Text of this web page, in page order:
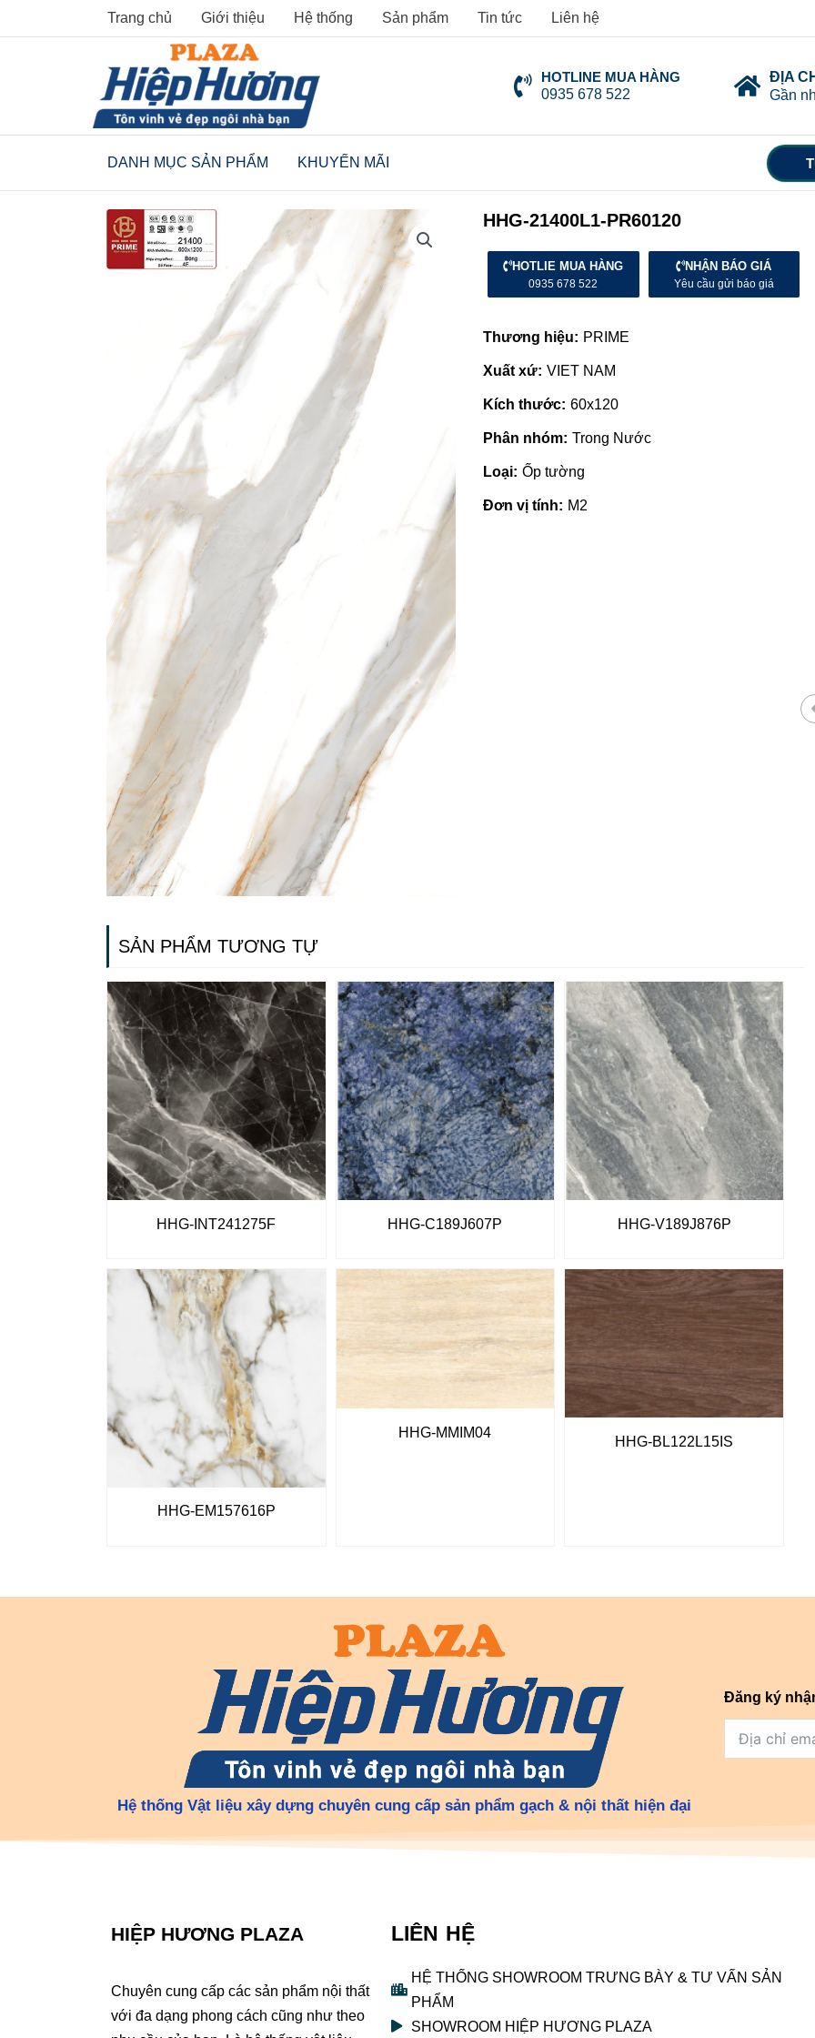
to
Trang chủ Giới thiệu Hệ thống Sản phẩm Tin tức Liên hệ
HOTLINE MUA HÀNG
0935 678 522
ĐỊA
Gần
DANH MỤC SẢN PHẨM KHUYẾN MÃI
HHG-21400L1-PR60120
HOTLIE MUA HÀNG
0935 678 522
NHẬN BÁO GIÁ
Yêu cầu gửi báo giá
Thương hiệu: PRIME
Xuất xứ: VIET NAM
Kích thước: 60x120
Phân nhóm: Trong Nước
Loại: Ốp tường
Đơn vị tính: M2
SẢN PHẨM TƯƠNG TỰ
HHG-INT241275F HHG-C189J607P HHG-V189J876P
HHG-EM157616P
HHG-MMIM04
HHG-BL122L15IS
Gạch ốp lát giá rẻ tại Quảng
Ngãi
Hệ thống Vật liệu xây dựng chuyên cung cấp sản phẩm gạch & nội thất hiện đại
Đăng ký
HIỆP HƯƠNG PLAZA
Chuyên cung cấp các sản phẩm nội thất
với đa dạng phong cách cũng như theo
LIÊN HỆ
HỆ THỐNG SHOWROOM TRƯNG BÀY & TƯ VẤN SẢN
PHẨM
SHOWROOM HIỆP HƯƠNG PLAZA